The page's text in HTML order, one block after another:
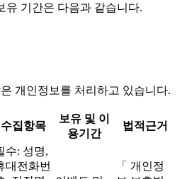
유 기간은 다음과 같습니다.
개인정보를 처리하고 있습니다.
수집항목
보유 및 이
용기간
법적근거
수: 성명,
대전화번
「 개인정